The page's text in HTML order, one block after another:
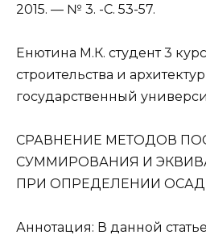
2015. — № 3. -С. 53-57.
Енютина М.К. студент 3
строительства и
государственный
СРАВНЕНИЕ МЕТОДОВ
СУММИРОВАНИЯ И
ПРИ ОПРЕДЕЛЕНИИ
Аннотация: В данной